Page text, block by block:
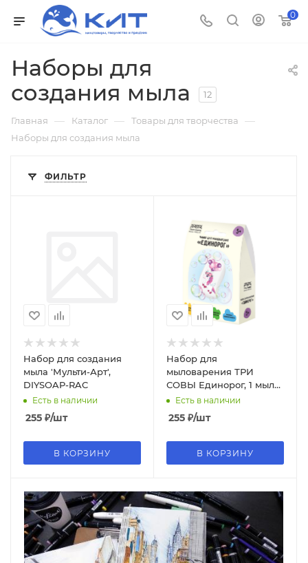
0
Наборы для
создания мыла
12
Главная — Каталог — Товары для творчества —
Наборы для создания мыла
ФИЛЬТР
Набор для создания
мыла 'Мульти-Арт',
DIYSOAP-RAC
Есть в наличии
255 ₽/шт
В КОРЗИНУ
Набор для
мыловарения ТРИ
СОВЫ Единорог, 1 мыло
с картинкой, картонная
коробка, 701
Есть в наличии
255 ₽/шт
В КОРЗИНУ